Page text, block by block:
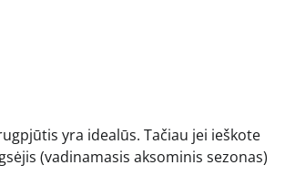
yra idealūs. Tačiau jei ieškote
(vadinamasis aksominis sezonas)